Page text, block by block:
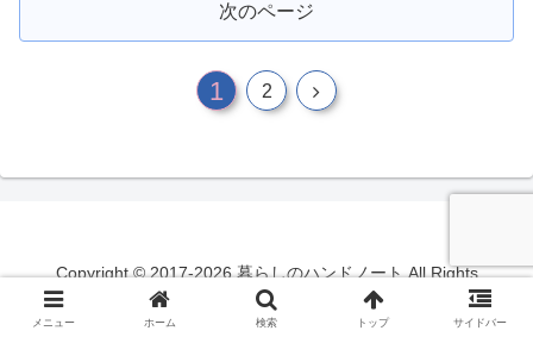
次のページ
1 2
次
Copyright © 2017-2026 暮らしのハンドノート All Rights
Reserved.
メニュー ホーム 検索 トップ サイドバー